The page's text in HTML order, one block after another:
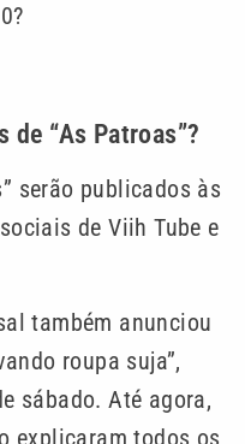
de “As Patroas”?
serão publicados às
de Viih Tube e
também anunciou
roupa suja”,
sábado. Até agora,
explicaram todos os